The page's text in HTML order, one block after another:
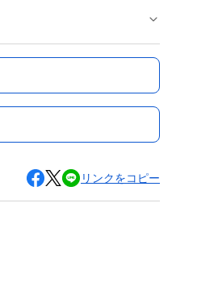
リンクをコピー